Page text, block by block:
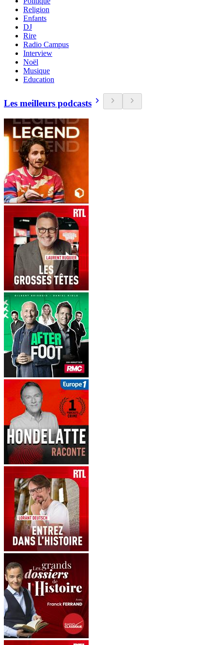
Religion
Enfants
DJ
Rire
Radio Campus
Interview
Noël
Musique
Education
Les meilleurs podcasts